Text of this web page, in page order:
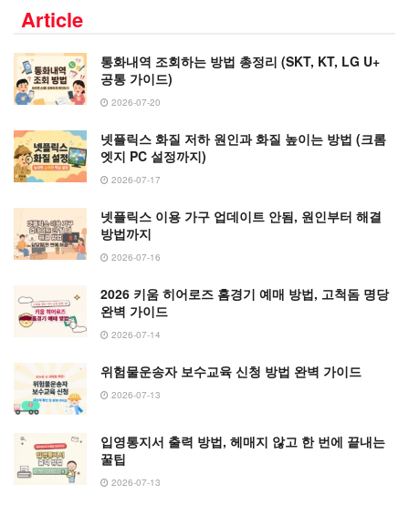
Article
통화내역 조회하는 방법 총정리 (SKT, KT, LG U+
공통 가이드)
2026-07-20
넷플릭스 화질 저하 원인과 화질 높이는 방법 (크롬
엣지 PC 설정까지)
2026-07-17
넷플릭스 이용 가구 업데이트 안됨, 원인부터 해결
방법까지
2026-07-16
2026 키움 히어로즈 홈경기 예매 방법, 고척돔 명당
완벽 가이드
2026-07-14
위험물운송자 보수교육 신청 방법 완벽 가이드
2026-07-13
입영통지서 출력 방법, 헤매지 않고 한 번에 끝내는
꿀팁
2026-07-13